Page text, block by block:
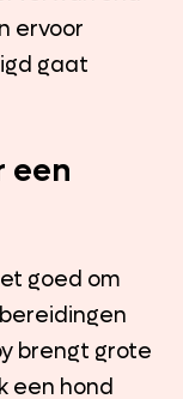
ervoor
gaat
een
goed om
brengt grote
een hond